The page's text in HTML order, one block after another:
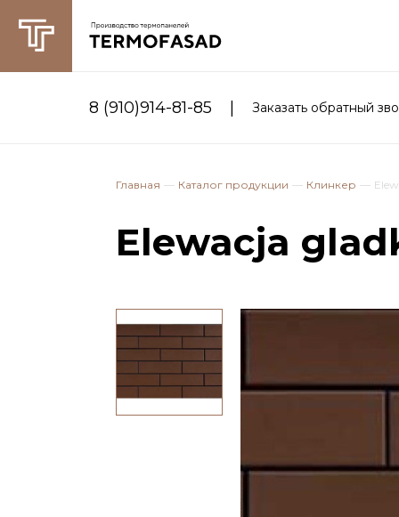
8 (910)914-81-85 | Заказать обратный
Главная Каталог продукции Клинкер
Elewacja